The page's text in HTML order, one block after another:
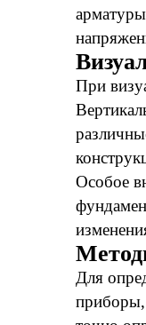
При
Особое
Для